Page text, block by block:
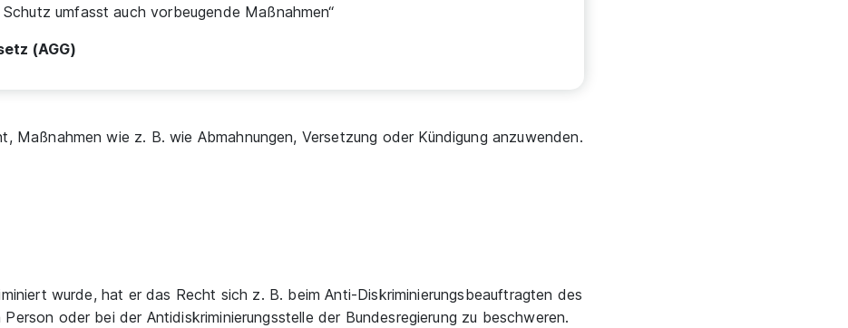
umfasst auch vorbeugende Maßnahmen“
(AGG)
Maßnahmen wie z. B. wie Abmahnungen, Versetzung oder Kündigung anzuwenden.
wurde, hat er das Recht sich z. B. beim Anti-Diskriminierungsbeauftragten des
oder bei der Antidiskriminierungsstelle der Bundesregierung zu beschweren.